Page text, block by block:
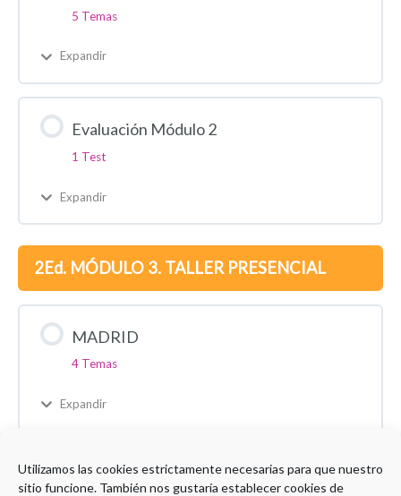
Utilizamos las cookies estrictamente necesarias para que nuestro
sitio funcione. También nos gustaría establecer cookies de
5 Temas
Expandir
Evaluación Módulo 2
1 Test
Expandir
2Ed. MÓDULO 3. TALLER PRESENCIAL
MADRID
4 Temas
Expandir
Asistencia Taller EoE